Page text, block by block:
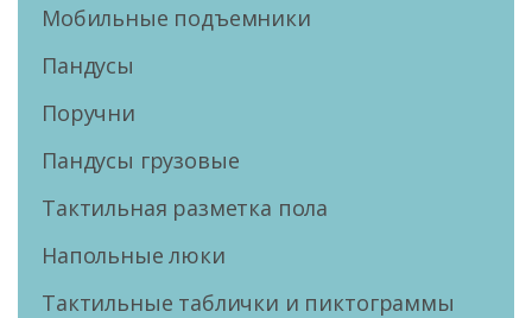
Мобильные подъемники
Пандусы
Поручни
Пандусы грузовые
Тактильная разметка пола
Напольные люки
Тактильные таблички и пиктограммы